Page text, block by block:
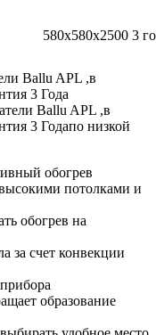
580х580х2500 3
Ballu APL ,в
3 Года
обогрев
потолками и
обогрев на
за счет конвекции
образование